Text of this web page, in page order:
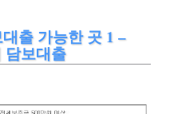
출 가능한 곳 1 –
담보대출